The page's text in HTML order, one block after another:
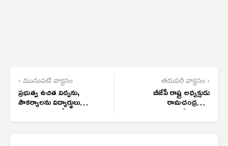
‹ మునుపటి వ్యాసం
ప్రభుత్వ ఉచిత విద్యను,
సౌకర్యాలను విద్యార్థులు
సద్వినియోగం చేసుకొని
ఉన్నత శిఖరాలు చేరాలి
తదుపరి వ్యాసం ›
బీజేపీ రాష్ట్ర అధ్యక్షుడు
రామచంద్రరావు
నాయకత్వానికి ఏడాది..
రామాలయంలో ప్రత్యేక